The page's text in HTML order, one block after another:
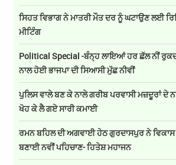
ਸਿਹਤ ਵਿਭਾਗ ਨੇ ਮਾਤਰੀ ਮੌਤ ਦਰ ਨੂੰ ਘਟਾਉਣ ਲਈ
ਮੀਟਿੰਗ
Political Special -ਬੰਨ੍ਹ ਲਾਇਆਂ ਹਰ ਛੱਲ ਨੀਂ
ਨਾਲ ਹੋਈ ਭਾਜਪਾ ਦੀ ਸਿਆਸੀ ਮੁੱਛ ਨੀਵੀਂ
ਪੁਲਿਸ ਵਾਲੇ ਬਣ ਕੇ ਨਾਲੇ ਗਰੀਬ ਪਰਵਾਸੀ ਮਜ਼ਦੂਰਾਂ ਦੇ
ਖੋਹ ਕੇ ਲੈ ਗਏ ਸਾਰੀ ਕਮਾਈ
ਰਮਨ ਬਹਿਲ ਦੀ ਅਗਵਾਈ ਹੇਠ ਗੁਰਦਾਸਪੁਰ ਨੇ
ਬਣਾਈ ਨਵੀਂ ਪਹਿਚਾਣ- ਹਿਤੇਸ਼ ਮਹਾਜਨ